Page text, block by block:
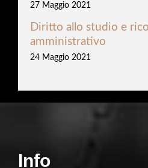
27 Maggio 2021
Diritto allo studio e
amministrativo
24 Maggio 2021
Info